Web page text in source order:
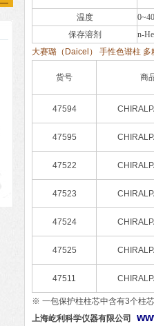
温度
保存溶剂
n-
大赛璐（Daicel） 手性色谱柱
货号 商
47594
47595
47522
47523
47524
47525
47511
※ 一包保护柱柱芯中含有3个柱
上海屹利科学仪器有限公司